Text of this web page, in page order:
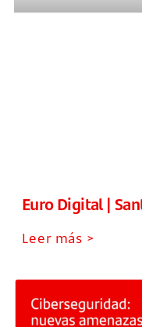
Euro Digital |
Leer más >